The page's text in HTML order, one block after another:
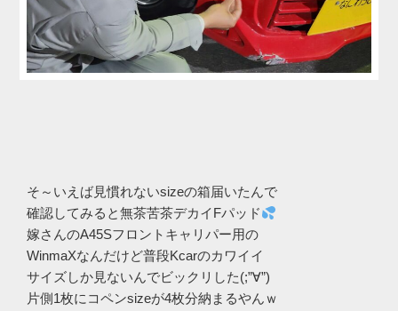
そ～いえば見慣れないsizeの箱届いたんで
確認してみると無茶苦茶デカイFパッド
嫁さんのA45Sフロントキャリパー用の
WinmaXなんだけど普段Kcarのカワイイ
サイズしか見ないんでビックリした(;”∀”)
片側1枚にコペンsizeが4枚分納まるやんｗ